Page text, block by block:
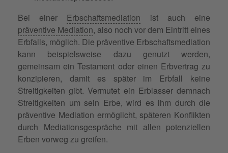
Bei einer Erbschaftsmediation ist auch eine
präventive Mediation, also noch vor dem Eintritt eines
Erbfalls, möglich. Die präventive Erbschaftsmediation
kann beispielsweise dazu genutzt werden,
gemeinsam ein Testament oder einen Erbvertrag zu
konzipieren, damit es später im Erbfall keine
Streitigkeiten gibt. Vermutet ein Erblasser demnach
Streitigkeiten um sein Erbe, wird es ihm durch die
präventive Mediation ermöglicht, späteren Konflikten
durch Mediationsgespräche mit allen potenziellen
Erben vorweg zu greifen.